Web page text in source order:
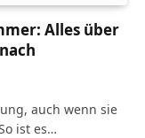
Alles über
auch wenn sie
ist es…